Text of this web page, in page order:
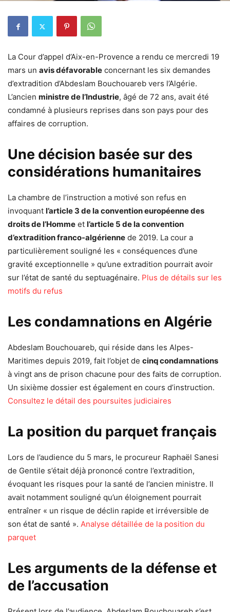
La Cour d’appel d’Aix-en-Provence a rendu ce mercredi 19
mars un avis défavorable concernant les six demandes
d’extradition d’Abdeslam Bouchouareb vers l’Algérie.
L’ancien ministre de l’Industrie, âgé de 72 ans, avait été
condamné à plusieurs reprises dans son pays pour des
affaires de corruption.
Une décision basée sur des
considérations humanitaires
La chambre de l’instruction a motivé son refus en
invoquant l’article 3 de la convention européenne des
droits de l’Homme et l’article 5 de la convention
d’extradition franco-algérienne de 2019. La cour a
particulièrement souligné les « conséquences d’une
gravité exceptionnelle » qu’une extradition pourrait avoir
sur l’état de santé du septuagénaire. Plus de détails sur les
motifs du refus
Les condamnations en Algérie
Abdeslam Bouchouareb, qui réside dans les Alpes-
Maritimes depuis 2019, fait l’objet de cinq condamnations
à vingt ans de prison chacune pour des faits de corruption.
Un sixième dossier est également en cours d’instruction.
Consultez le détail des poursuites judiciaires
La position du parquet français
Lors de l’audience du 5 mars, le procureur Raphaël Sanesi
de Gentile s’était déjà prononcé contre l’extradition,
évoquant les risques pour la santé de l’ancien ministre. Il
avait notamment souligné qu’un éloignement pourrait
entraîner « un risque de déclin rapide et irréversible de
son état de santé ». Analyse détaillée de la position du
parquet
Les arguments de la défense et
de l’accusation